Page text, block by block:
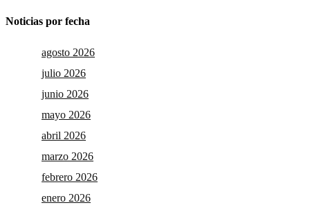
Noticias por fecha
agosto 2026
julio 2026
junio 2026
mayo 2026
abril 2026
marzo 2026
febrero 2026
enero 2026